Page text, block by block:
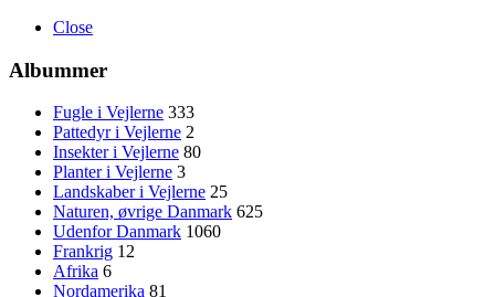
Close
Albummer
Fugle i Vejlerne 333
Pattedyr i Vejlerne 2
Insekter i Vejlerne 80
Planter i Vejlerne 3
Landskaber i Vejlerne 25
Naturen, øvrige Danmark 625
Udenfor Danmark 1060
Frankrig 12
Afrika 6
Nordamerika 81